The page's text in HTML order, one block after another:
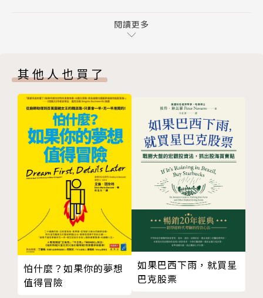
線工作者。老闆可說是領導者的領導者，在組織中有其
特有的功能，必須要有舉止合宜的角色扮演，包括為公
司建立制度和企業文化。
如何做生意
想要讓企業穩定地獲利，領導者就必須要能選對生意、
要會談生意，要了解如何讓公司營運步上軌道。若選擇
創業，更要選對創業夥伴。在職場上，好的領導者通常
都是好的生意人。
如何經營
領導者對業績都有追求，因此要知道如何賺錢、靠誰賺
11 投資未來必定發生的事業
12 生意成交七步驟
13 談生意，絕不能出口的一句話
14 虧損不會在短期內快速改變
15 如何選擇創業夥伴
16 五百一千不要賺
17 原來共同創辦人只是虛情假意
第三章 如何經營
18 錢都是他們賺的
19 我只負責三件事
20 先集權，等走出路來，再授權
21 別在物質享受中迷失了方向
22 絕對有效益才做，絕對不能省才花
23 今天透支成果，問題留給明天
閱讀更多
其他人也買了
怕什麼？如果你的夢想
值得冒險
如果巴西下雨，就買星
巴克股票